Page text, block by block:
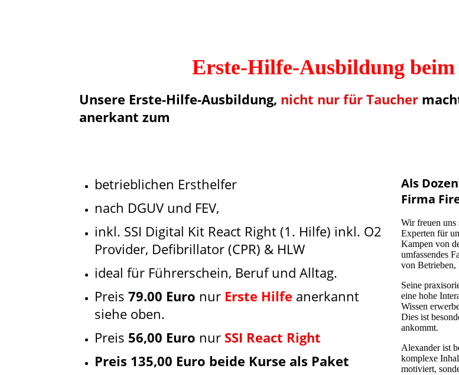
Erste-Hilfe-Ausbildung beim
Unsere Erste-Hilfe-Ausbildung, nicht nur für Taucher
anerkant zum
betrieblichen Ersthelfer
nach DGUV und FEV,
inkl. SSI Digital Kit React Right (1. Hilfe) inkl. O2
Provider, Defibrillator (CPR) & HLW
ideal für Führerschein, Beruf und Alltag.
Preis79.00 Euro nur Erste Hilfe anerkannt
siehe oben.
Preis 56,00 Euro nur SSI React Right
Preis 135,00 Euro beide Kurse als Paket
Als
Firma
Wir freuen uns
Experten für
Kampen von
umfassendes
von Betrieben,
Seine
eine hohe
Wissen
Dies ist
ankommt.
Alexander ist
komplexe
motiviert,